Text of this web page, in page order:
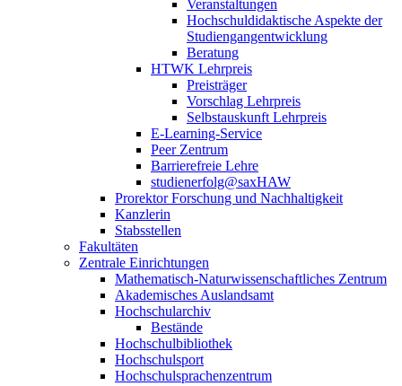
Veranstaltungen
Hochschuldidaktische Aspekte der
Studiengangentwicklung
Beratung
HTWK Lehrpreis
Preisträger
Vorschlag Lehrpreis
Selbstauskunft Lehrpreis
E-Learning-Service
Peer Zentrum
Barrierefreie Lehre
studienerfolg@saxHAW
Prorektor Forschung und Nachhaltigkeit
Kanzlerin
Stabsstellen
Fakultäten
Zentrale Einrichtungen
Mathematisch-Naturwissenschaftliches Zentrum
Akademisches Auslandsamt
Hochschularchiv
Bestände
Hochschulbibliothek
Hochschulsport
Hochschulsprachenzentrum